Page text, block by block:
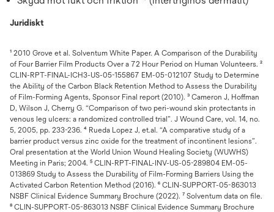
Juridiskt
¹ 2010 Grove et al. Solventum White Paper. A Comparison of the Durability
of Four Barrier Film Products Over a 72 Hour Period on Human Volunteers. ²
CLIN-RPT-FINAL-ICH3-US-05-155867 EM-05-012107 Study to Determine
the Ability of the Carbon Black Retention Method to Assess the Durability
of Film-Forming Agents, Sponsor Final report (2010). ³ Cameron J, Hoffman
D, Wilson J, Cherry G. “Comparison of two peri-wound skin protectants in
venous leg ulcers: a randomized controlled trial”. J Wound Care, vol. 14, no.
5, 2005, pp. 233-236. ⁴ Rueda Lopez J, et.al. “A comparative study of a
barrier product versus zinc oxide for the treatment of incontinent lesions”.
Oral presentation at the World Union Wound Healing Society (WUWHS)
Meeting in Paris; 2004. ⁵ CLIN-RPT-FINAL-INV-US-05-289804 EM-05-
013869 Study to Assess the Durability of Film-Forming Barriers Using the
Activated Carbon Retention Method (2016). ⁶ CLIN-SUPPORT-05-863013
NSBF Clinical Evidence Summary Brochure (2022). ⁷ Solventum data on file.
⁸ CLIN-SUPPORT-05-863013 NSBF Clinical Evidence Summary Brochure